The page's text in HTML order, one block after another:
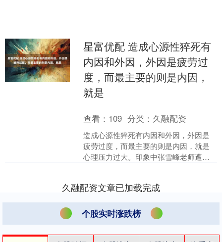
星富优配 造成心源性猝死有
内因和外因，外因是疲劳过
度，而最主要的则是内因，
就是
查看： 109 分类： 久融配资
造成心源性猝死有内因和外因，外因是
疲劳过度，而最主要的则是内因，就是
心理压力过大。印象中张雪峰老师遭遇
久融配资文章已加载完成
个股实时涨跌榜